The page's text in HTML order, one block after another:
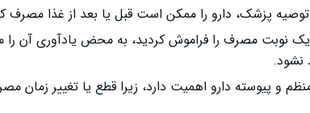
پزشک، دارو را ممکن است قبل یا بعد از غذا
یک نوبت مصرف را فراموش کردید، به محض یادآوری آن را
نشود.
و پیوسته دارو اهمیت دارد، زیرا قطع یا تغییر زمان